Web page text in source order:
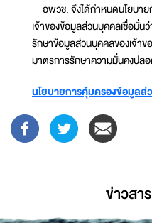
อพวช. จึงได้กำหนดนโยบา
เจ้าของข้อมูลส่วนบุคคลเชื่อมั่น
รักษาข้อมูลส่วนบุคคลของเจ้า
มาตรการรักษาความมั่นคงปล
นโยบายการคุ้มครองข้อมูล
ข่าวส